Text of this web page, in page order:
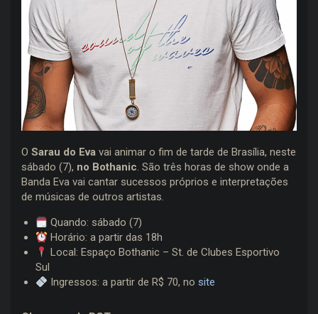
O Sarau do Eva vai animar o fim de tarde de Brasília, neste
sábado (7), no Bothanic. São três horas de show onde a
Banda Eva vai cantar sucessos próprios e interpretações
de músicas de outros artistas.
Quando: sábado (7)
Horário: a partir das 18h
Local: Espaço Bothanic – St. de Clubes Esportivo
Sul
Ingressos: a partir de R$ 70, nosite